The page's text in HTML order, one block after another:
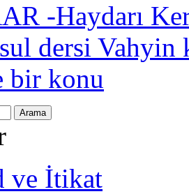
-Haydarı
dersi Vahyin
bir konu
ve İtikat